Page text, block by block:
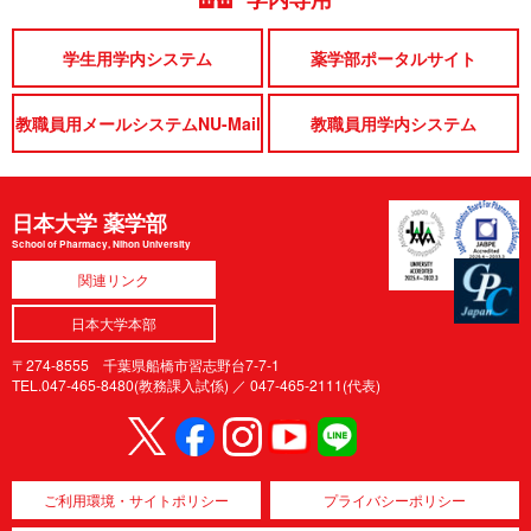
学生用学内システム 薬学部ポータルサイト
教職員用メールシステムNU-Mail 教職員用学内システム
日本大学 薬学部
School of Pharmacy, Nihon University
関連リンク
日本大学本部
〒274-8555 千葉県船橋市習志野台7-7-1
TEL.047-465-8480(教務課入試係) ／ 047-465-2111(代表)
ご利用環境・サイトポリシー プライバシーポリシー